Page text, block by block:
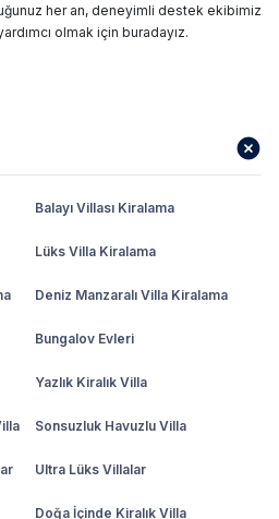
her an, deneyimli destek ekibimiz
olmak için buradayız.
Balayı Villası Kiralama
Lüks Villa Kiralama
Deniz Manzaralı Villa Kiralama
Bungalov Evleri
Yazlık Kiralık Villa
Sonsuzluk Havuzlu Villa
Ultra Lüks Villalar
Doğa İçinde Kiralık Villa